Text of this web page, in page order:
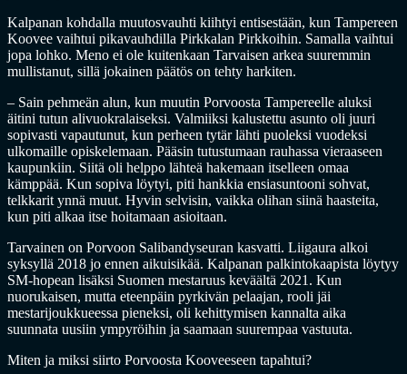
Kalpanan kohdalla muutosvauhti kiihtyi entisestään, kun Tampereen
Koovee vaihtui pikavauhdilla Pirkkalan Pirkkoihin. Samalla vaihtui
jopa lohko. Meno ei ole kuitenkaan Tarvaisen arkea suuremmin
mullistanut, sillä jokainen päätös on tehty harkiten.
– Sain pehmeän alun, kun muutin Porvoosta Tampereelle aluksi
äitini tutun alivuokralaiseksi. Valmiiksi kalustettu asunto oli juuri
sopivasti vapautunut, kun perheen tytär lähti puoleksi vuodeksi
ulkomaille opiskelemaan. Pääsin tutustumaan rauhassa vieraaseen
kaupunkiin. Siitä oli helppo lähteä hakemaan itselleen omaa
kämppää. Kun sopiva löytyi, piti hankkia ensiasuntooni sohvat,
telkkarit ynnä muut. Hyvin selvisin, vaikka olihan siinä haasteita,
kun piti alkaa itse hoitamaan asioitaan.
Tarvainen on Porvoon Salibandyseuran kasvatti. Liigaura alkoi
syksyllä 2018 jo ennen aikuisikää. Kalpanan palkintokaapista löytyy
SM-hopean lisäksi Suomen mestaruus keväältä 2021. Kun
nuorukaisen, mutta eteenpäin pyrkivän pelaajan, rooli jäi
mestarijoukkueessa pieneksi, oli kehittymisen kannalta aika
suunnata uusiin ympyröihin ja saamaan suurempaa vastuuta.
Miten ja miksi siirto Porvoosta Kooveeseen tapahtui?